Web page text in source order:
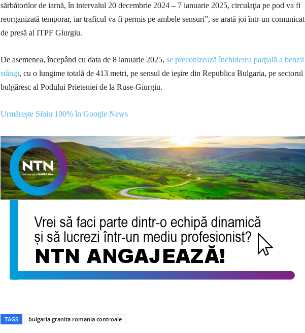
sărbătorilor de iarnă, în intervalul 20 decembrie 2024 – 7 ianuarie 2025, circulaţia pe pod va fi
reorganizată temporar, iar traficul va fi permis pe ambele sensuri”, se arată joi într-un comunicat
de presă al ITPF Giurgiu.
De asemenea, începând cu data de 8 ianuarie 2025, se preconizează închiderea parţială a benzii
stângi, cu o lungime totală de 413 metri, pe sensul de ieşire din Republica Bulgaria, pe sectorul
bulgăresc al Podului Prieteniei de la Ruse-Giurgiu.
Urmărește Sibiu 100% în Google News
TAGS bulgaria granita romania controale